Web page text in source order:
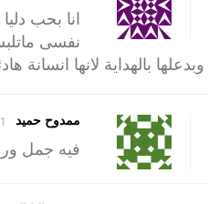
انا بحب
نفسى
وبدعلها بالهداية لانها انسانة
ممدوح حميد
فيه جمل